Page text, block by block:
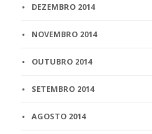
DEZEMBRO 2014
NOVEMBRO 2014
OUTUBRO 2014
SETEMBRO 2014
AGOSTO 2014